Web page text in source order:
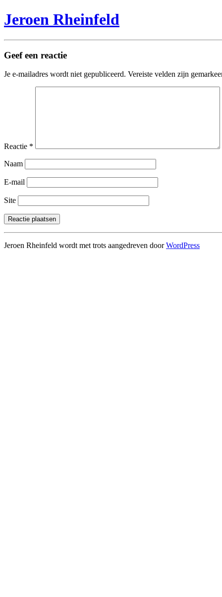
Jeroen Rheinfeld
Geef een reactie
Je e-mailadres wordt niet gepubliceerd. Vereiste velden zijn
Reactie *
Naam
E-mail
Site
Jeroen Rheinfeld wordt met trots aangedreven doorWordPress